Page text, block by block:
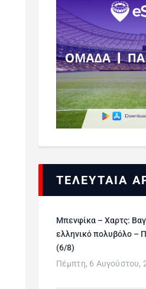
ΤΕΛΕΥΤΑΙΑ
Μπενφίκα – Χαρτς:
ελληνικό πολυβόλο –
(6/8)
Πέμπτη, 6 Αυγούστου,